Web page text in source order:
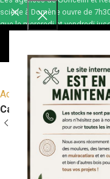
Accueil Terrasse bois
Cales et pads pour
scierie à Domène ouvre de
que le mercredi et vendredi